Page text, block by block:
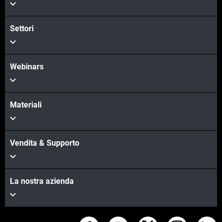
Settori
Webinars
Materiali
Vendita & Supporto
La nostra azienda